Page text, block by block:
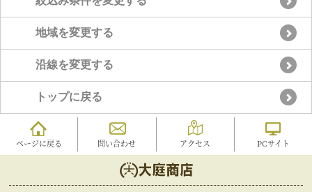
地域を変更する
沿線を変更する
トップに戻る
ページに戻る 問い合わせ アクセス PCサイト